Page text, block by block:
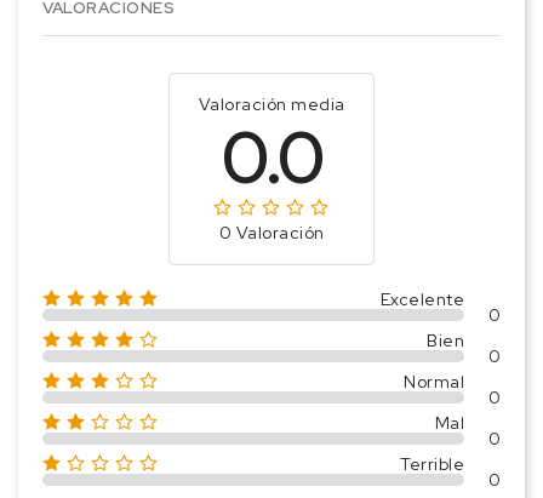
VALORACIONES
Valoración media
0.0
0 Valoración
Excelente
0
Bien
0
Normal
0
Mal
0
Terrible
0